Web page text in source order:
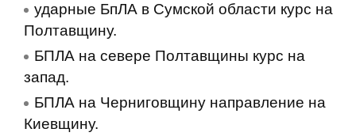
ударные БпЛА в Сумской области курс на
Полтавщину.
БПЛА на севере Полтавщины курс на
запад.
БПЛА на Черниговщину направление на
Киевщину.